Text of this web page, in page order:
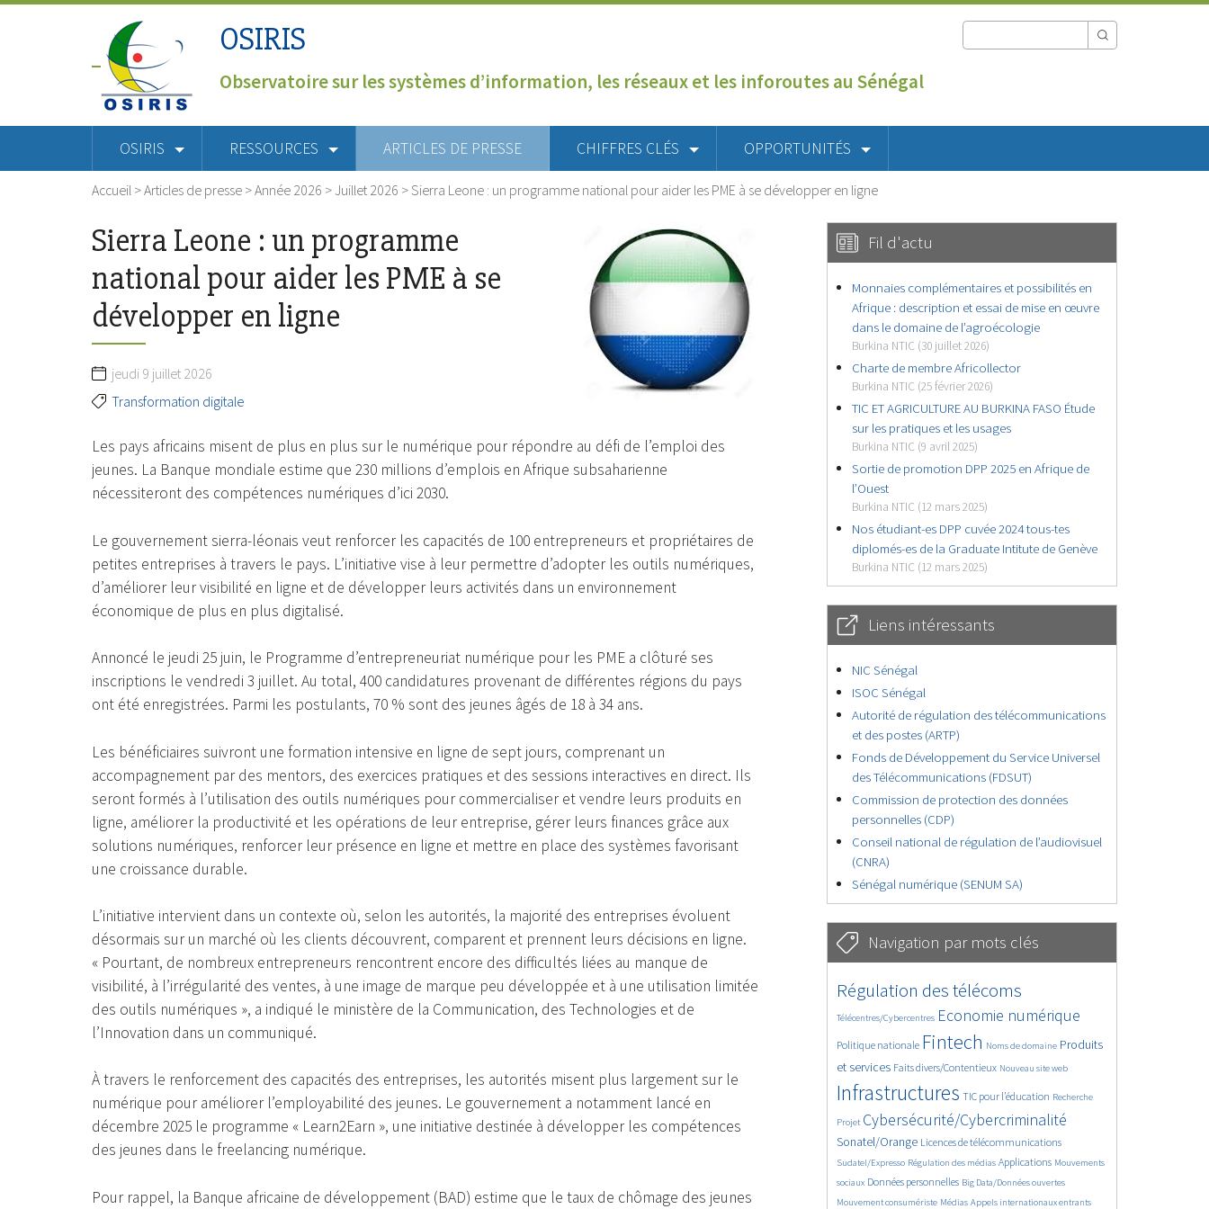
OSIRIS
Observatoire sur les systèmes d’information, les réseaux et les inforoutes au Sénégal
OSIRIS RESSOURCES ARTICLES DE PRESSE CHIFFRES CLÉS OPPORTUNITÉS
Accueil >Articles de presse >Année 2026 > Juillet 2026 >Sierra Leone : un programme national pour aider les PME à se développer en ligne
Sierra Leone : un programme
national pour aider les PME à se
développer en ligne
jeudi 9 juillet 2026
Transformation digitale
Les pays africains misent de plus en plus sur le numérique pour répondre au défi de l’emploi des
jeunes. La Banque mondiale estime que 230 millions d’emplois en Afrique subsaharienne
nécessiteront des compétences numériques d’ici 2030.
Le gouvernement sierra-léonais veut renforcer les capacités de 100 entrepreneurs et propriétaires de
petites entreprises à travers le pays. L’initiative vise à leur permettre d’adopter les outils numériques,
d’améliorer leur visibilité en ligne et de développer leurs activités dans un environnement
économique de plus en plus digitalisé.
Annoncé le jeudi 25 juin, le Programme d’entrepreneuriat numérique pour les PME a clôturé ses
inscriptions le vendredi 3 juillet. Au total, 400 candidatures provenant de différentes régions du pays
ont été enregistrées. Parmi les postulants, 70 % sont des jeunes âgés de 18 à 34 ans.
Les bénéficiaires suivront une formation intensive en ligne de sept jours, comprenant un
accompagnement par des mentors, des exercices pratiques et des sessions interactives en direct. Ils
seront formés à l’utilisation des outils numériques pour commercialiser et vendre leurs produits en
ligne, améliorer la productivité et les opérations de leur entreprise, gérer leurs finances grâce aux
solutions numériques, renforcer leur présence en ligne et mettre en place des systèmes favorisant
une croissance durable.
L’initiative intervient dans un contexte où, selon les autorités, la majorité des entreprises évoluent
désormais sur un marché où les clients découvrent, comparent et prennent leurs décisions en ligne.
« Pourtant, de nombreux entrepreneurs rencontrent encore des difficultés liées au manque de
visibilité, à l’irrégularité des ventes, à une image de marque peu développée et à une utilisation limitée
des outils numériques », a indiqué le ministère de la Communication, des Technologies et de
l’Innovation dans un communiqué.
À travers le renforcement des capacités des entreprises, les autorités misent plus largement sur le
numérique pour améliorer l’employabilité des jeunes. Le gouvernement a notamment lancé en
décembre 2025 le programme « Learn2Earn », une initiative destinée à développer les compétences
des jeunes dans le freelancing numérique.
Pour rappel, la Banque africaine de développement (BAD) estime que le taux de chômage des jeunes
Fil d'actu
Monnaies complémentaires et possibilités en
Afrique : description et essai de mise en œuvre
dans le domaine de l’agroécologie
Burkina NTIC (30 juillet 2026)
Charte de membre Africollector
Burkina NTIC (25 février 2026)
TIC ET AGRICULTURE AU BURKINA FASO Étude
sur les pratiques et les usages
Burkina NTIC (9 avril 2025)
Sortie de promotion DPP 2025 en Afrique de
l’Ouest
Burkina NTIC (12 mars 2025)
Nos étudiant-es DPP cuvée 2024 tous-tes
diplomés-es de la Graduate Intitute de Genève
Burkina NTIC (12 mars 2025)
Liens intéressants
NIC Sénégal
ISOC Sénégal
Autorité de régulation des télécommunications
et des postes (ARTP)
Fonds de Développement du Service Universel
des Télécommunications (FDSUT)
Commission de protection des données
personnelles (CDP)
Conseil national de régulation de l’audiovisuel
(CNRA)
Sénégal numérique (SENUM SA)
Navigation par mots clés
4637/5597
Régulation des télécoms
362/5597
Télécentres/Cybercentres
3748/5597 Economie numérique
1865/5597
Politique nationale
5169/5597 Fintech
682/5597
Noms de domaine
2455/5597
Produits
et services
1608/5597 Faits divers/Contentieux
843/5597 Nouveau site web
5597/5597
Infrastructures
1827/5597
TIC pour l’éducation
198/5597
Recherche
247/5597
Projet
3553/5597Cybersécurité/Cybercriminalité
2309/5597
Sonatel/Orange
1613/5597 Licences de télécommunications
299/5597
Sudatel/Expresso
1015/5597 Régulation des médias
1517/5597 Applications
1138/5597
Mouvements
sociaux
1664/5597Données personnelles
146/5597 Big Data/Données ouvertes
622/5597
Mouvement consumériste
366/5597 Médias
735/5597 Appels internationaux entrants
1753/5597